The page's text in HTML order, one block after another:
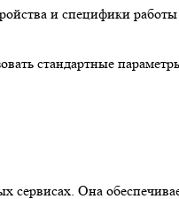
и специфики
стандартные
сервисах. Она